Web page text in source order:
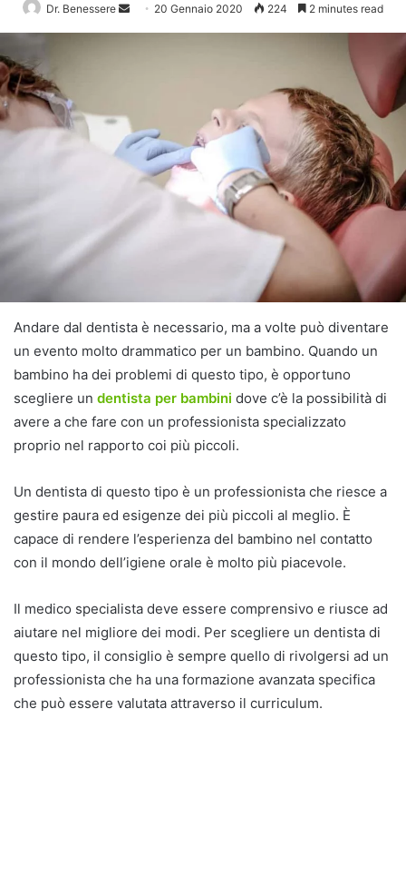
Dr. Benessere
Send
an
20 Gennaio 2020 224 2 minutes read
Andare dal dentista è necessario, ma a volte può diventare
un evento molto drammatico per un bambino. Quando un
bambino ha dei problemi di questo tipo, è opportuno
scegliere un dentista per bambini dove c’è la possibilità di
avere a che fare con un professionista specializzato
proprio nel rapporto coi più piccoli.
Un dentista di questo tipo è un professionista che riesce a
gestire paura ed esigenze dei più piccoli al meglio. È
capace di rendere l’esperienza del bambino nel contatto
con il mondo dell’igiene orale è molto più piacevole.
Il medico specialista deve essere comprensivo e riusce ad
aiutare nel migliore dei modi. Per scegliere un dentista di
questo tipo, il consiglio è sempre quello di rivolgersi ad un
professionista che ha una formazione avanzata specifica
che può essere valutata attraverso il curriculum.